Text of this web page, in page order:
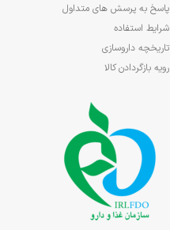
پاسخ به پرسش های متداول
شرایط استفاده
تاریخچه داروسازی
رویه بازگردادن کالا